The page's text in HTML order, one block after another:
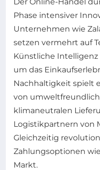
Phase intensiver
Unternehmen wie
setzen vermehrt auf
Künstliche
um das
Nachhaltigkeit spielt
von
klimaneutralen
Logistikpartnern von
Gleichzeitig
Zahlungsoptionen
Markt.